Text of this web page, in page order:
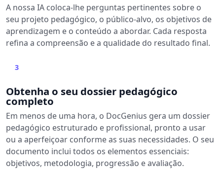
A nossa IA coloca-lhe perguntas pertinentes sobre o
seu projeto pedagógico, o público-alvo, os objetivos de
aprendizagem e o conteúdo a abordar. Cada resposta
refina a compreensão e a qualidade do resultado final.
3
Obtenha o seu dossier pedagógico
completo
Em menos de uma hora, o DocGenius gera um dossier
pedagógico estruturado e profissional, pronto a usar
ou a aperfeiçoar conforme as suas necessidades. O seu
documento inclui todos os elementos essenciais:
objetivos, metodologia, progressão e avaliação.